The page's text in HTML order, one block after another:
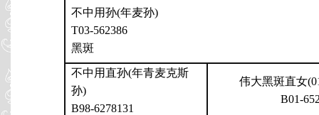
不中用孙(年麦孙)
T03-562386
黑斑
不中用直孙(年青麦克斯
孙)
B98-6278131
伟大黑斑直女
B01-